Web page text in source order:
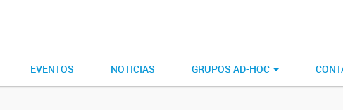
EVENTOS NOTICIAS GRUPOS AD-HOC